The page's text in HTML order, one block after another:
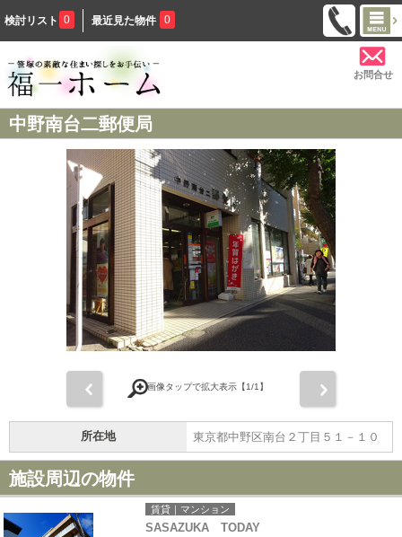
検討リスト 0 最近見た物件 0
お問合せ
中野南台二郵便局
画像タップで拡大表示【1/1】
所在地 東京都中野区南台２丁目５１－１０
施設周辺の物件
賃貸｜マンション
SASAZUKA TODAY